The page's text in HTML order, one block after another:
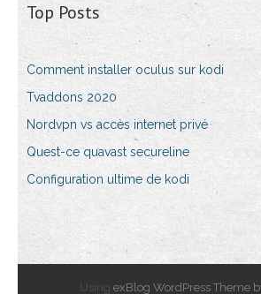
Top Posts
Comment installer oculus sur kodi
Tvaddons 2020
Nordvpn vs accès internet privé
Quest-ce quavast secureline
Configuration ultime de kodi
Using exBlog WordPress Theme